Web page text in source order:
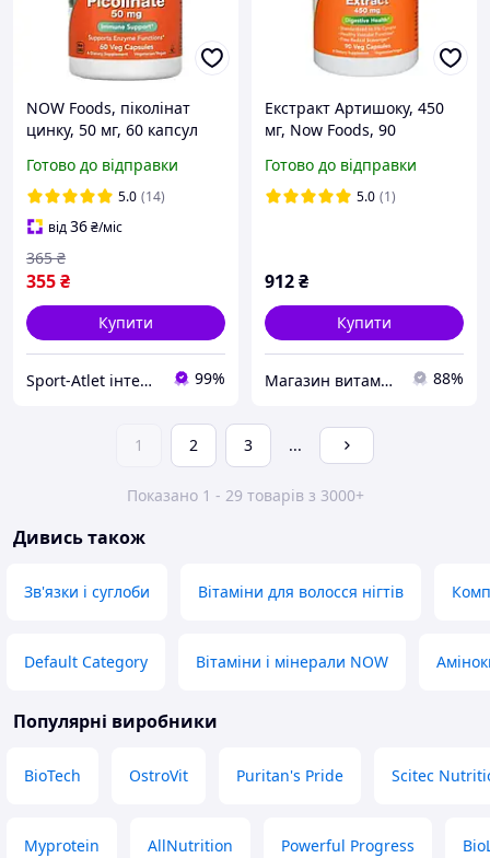
NOW Foods, піколінат
цинку, 50 мг, 60 капсул
Готово до відправки
5.0 (14)
від36₴/міс
355₴
365 ₴
Купити
Sport-Atlet інтернет-магазин 99%
Екстракт Артишоку, 450
мг, Now Foods, 90
Готово до відправки
5.0 (1)
912₴
Купити
Магазин витаминов и натуральной косметики 88%
1 2 3 ...
Показано 1 - 29 товарів з 3000+
Дивись також
Зв'язки і суглоби Вітаміни для волосся нігтів
Default Category Вітаміни і мінерали NOW
Популярні виробники
BioTech OstroVit Puritan's Pride Scitec
Myprotein AllNutrition Powerful Progress